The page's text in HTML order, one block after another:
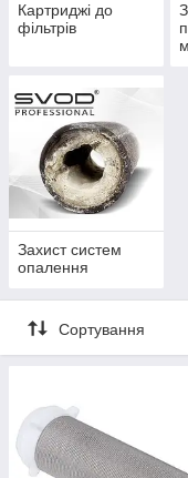
Картриджі до
фільтрів
Захист систем
опалення
Сортування